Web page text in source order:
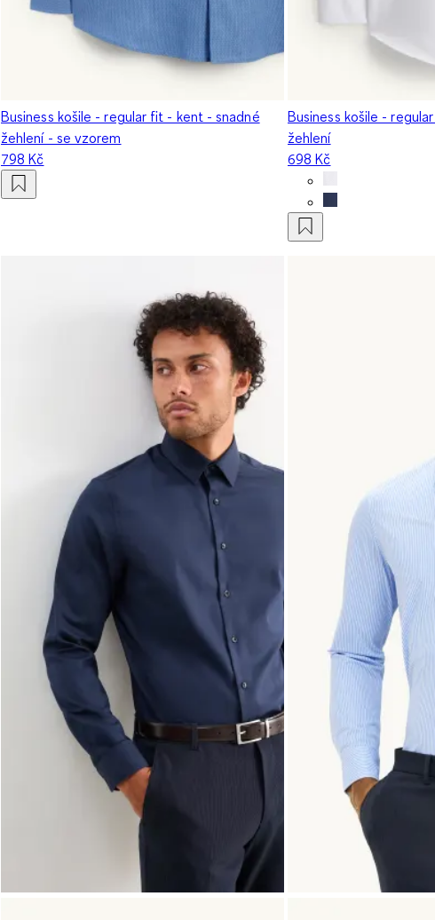
Business košile - regular fit - kent - snadné
žehlení - se vzorem
798 Kč
Business košile -
žehlení
698 Kč